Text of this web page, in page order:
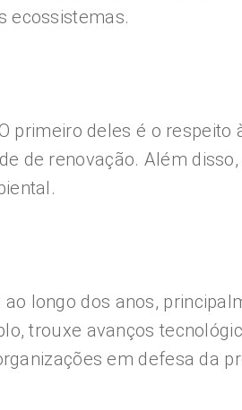
ecossistemas.
primeiro deles é o respeito
de renovação. Além
longo dos anos,
trouxe avanços
em defesa da